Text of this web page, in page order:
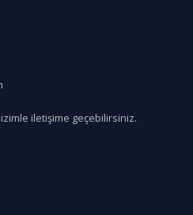
iletişime geçebilirsiniz.